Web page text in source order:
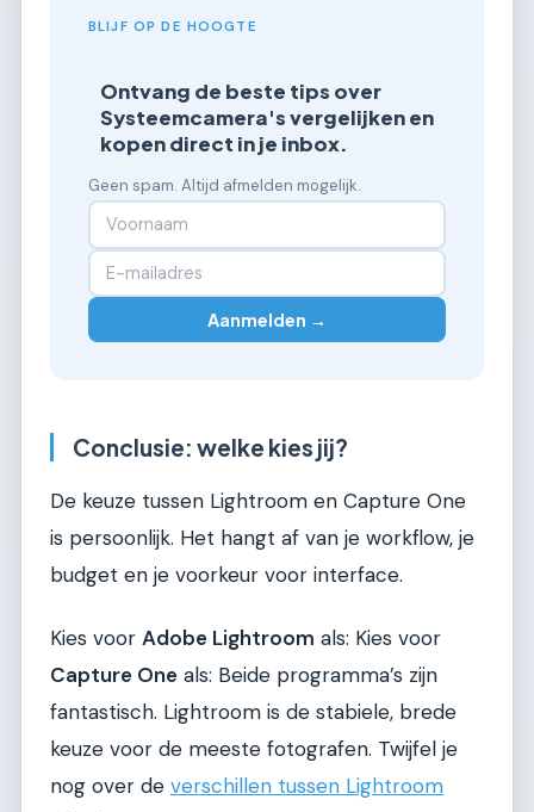
BLIJF OP DE HOOGTE
Ontvang de beste tips over
Systeemcamera's vergelijken en
kopen direct in je inbox.
Geen spam. Altijd afmelden mogelijk.
Aanmelden →
Conclusie: welke kies jij?
De keuze tussen Lightroom en Capture One
is persoonlijk. Het hangt af van je workflow, je
budget en je voorkeur voor interface.
Kies voor Adobe Lightroom als: Kies voor
Capture One als: Beide programma’s zijn
fantastisch. Lightroom is de stabiele, brede
keuze voor de meeste fotografen. Twijfel je
nog over de verschillen tussen Lightroom